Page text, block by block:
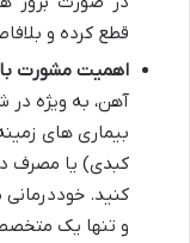
قطع کرده و
اهمیت مشورت
آهن، به ویژه در
بیماری های
کبدی) یا مصرف
کنید.
و تنها یک